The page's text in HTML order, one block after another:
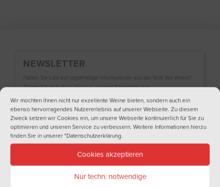
Wir möchten Ihnen nicht nur exzellente Weine bieten, sondern auch ein
ebenso hervorragendes Nutzererlebnis auf unserer Webseite. Zu diesem
Zweck setzen wir Cookies ein, um unsere Webseite kontinuierlich für Sie zu
optimieren und unseren Service zu verbessern. Weitere Informationen hierzu
finden Sie in unserer"Datenschutzerklärung.
Cookies akzeptieren
Nur techn. notwendige
NEWSLETTER
Haben Sie Lust auf regelmäßige Informationen aus der Welt des Weins?
Tragen Sie sich doch gleich in unseren Newsletter ein!
Name
Nachname